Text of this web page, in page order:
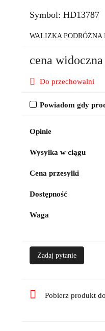
Symbol:HD13787
WALIZKA
cena
Do przechowalni
Powiadom gdy
Opinie
Wysyłka w ciągu
Cena przesyłki
Dostępność
Waga
Zadaj pytanie
Pobierz produkt